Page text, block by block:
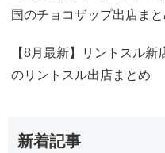
国のチョコザップ出店ま
【8月最新】リントスル
のリントスル出店まとめ
新着記事